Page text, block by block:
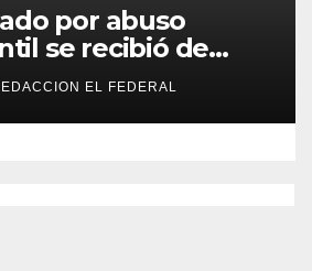
por abuso
se recibió de
dentro del
de La
EL FEDERAL